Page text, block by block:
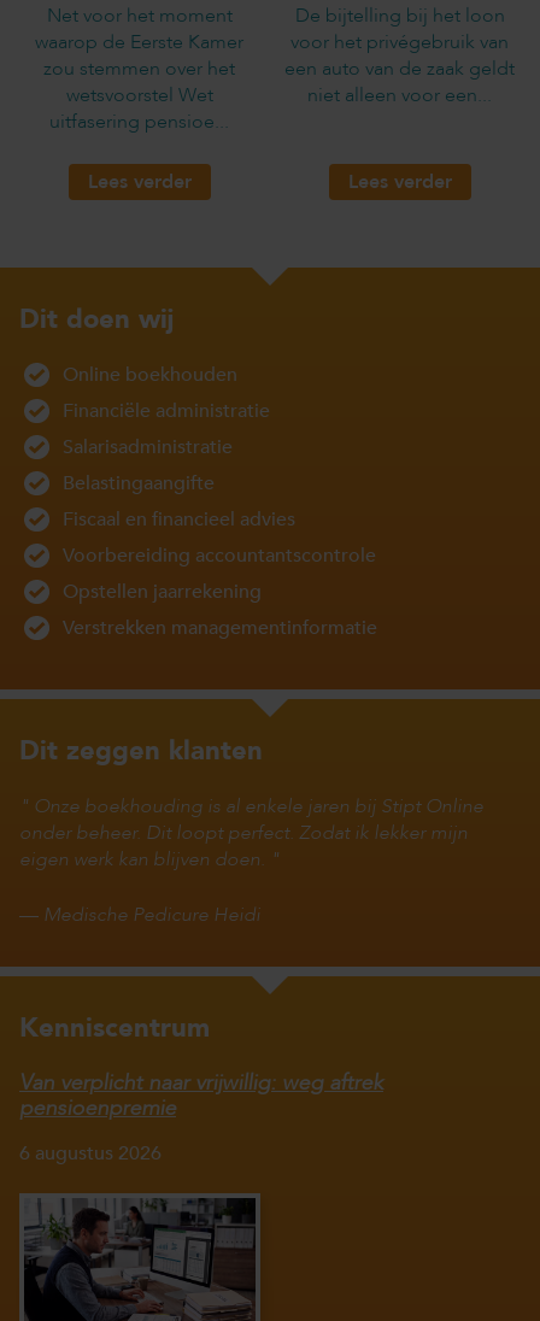
Net voor het moment
waarop de Eerste Kamer
zou stemmen over het
wetsvoorstel Wet
uitfasering pensioe...
Lees verder
De bijtelling bij het loon
voor het privégebruik van
een auto van de zaak geldt
niet alleen voor een...
Lees verder
Dit doen wij
Online boekhouden
Financiële administratie
Salarisadministratie
Belastingaangifte
Fiscaal en financieel advies
Voorbereiding accountantscontrole
Opstellen jaarrekening
Verstrekken managementinformatie
Dit zeggen klanten
Onze boekhouding is al enkele jaren bij Stipt Online
onder beheer. Dit loopt perfect. Zodat ik lekker mijn
eigen werk kan blijven doen.
— Medische Pedicure Heidi
Kenniscentrum
Van verplicht naar vrijwillig: weg aftrek
pensioenpremie
6 augustus 2026